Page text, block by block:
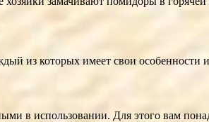
из которых имеет свои
в использовании. Для этого вам